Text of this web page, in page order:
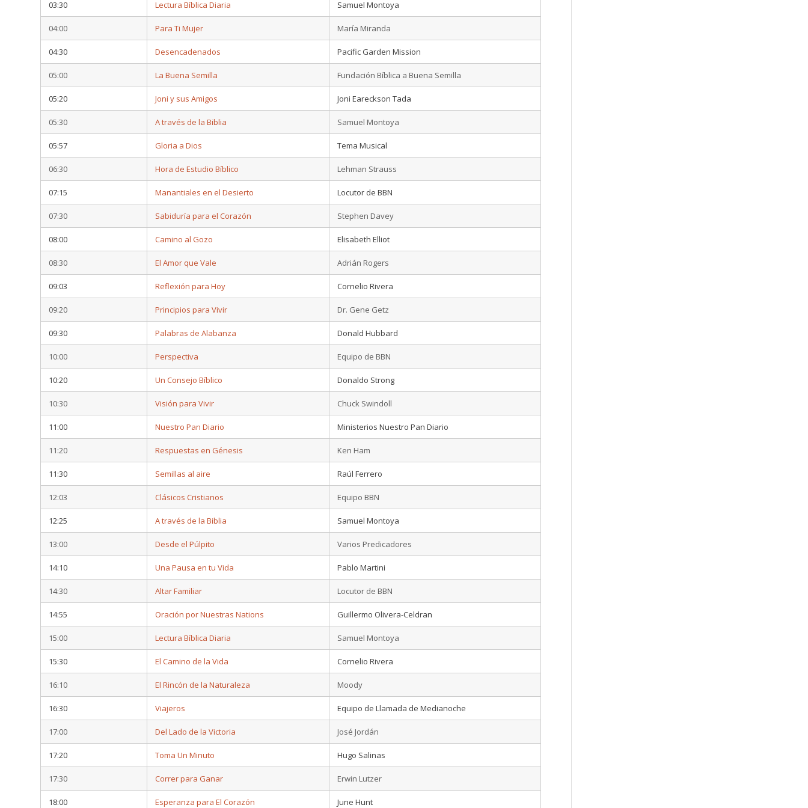
03:30 Lectura Bíblica Diaria Samuel Montoya
04:00 Para Ti Mujer María Miranda
04:30 Desencadenados Pacific Garden Mission
05:00 La Buena Semilla Fundación Bíblica a Buena Semilla
05:20 Joni y sus Amigos Joni Eareckson Tada
05:30 A través de la Biblia Samuel Montoya
05:57 Gloria a Dios Tema Musical
06:30 Hora de Estudio Bíblico Lehman Strauss
07:15 Manantiales en el Desierto Locutor de BBN
07:30 Sabiduría para el Corazón Stephen Davey
08:00 Camino al Gozo Elisabeth Elliot
08:30 El Amor que Vale Adrián Rogers
09:03 Reflexión para Hoy Cornelio Rivera
09:20 Principios para Vivir Dr. Gene Getz
09:30 Palabras de Alabanza Donald Hubbard
10:00 Perspectiva Equipo de BBN
10:20 Un Consejo Bíblico Donaldo Strong
10:30 Visión para Vivir Chuck Swindoll
11:00 Nuestro Pan Diario Ministerios Nuestro Pan Diario
11:20 Respuestas en Génesis Ken Ham
11:30 Semillas al aire Raúl Ferrero
12:03 Clásicos Cristianos Equipo BBN
12:25 A través de la Biblia Samuel Montoya
13:00 Desde el Púlpito Varios Predicadores
14:10 Una Pausa en tu Vida Pablo Martini
14:30 Altar Familiar Locutor de BBN
14:55 Oración por Nuestras Nations Guillermo Olivera-Celdran
15:00 Lectura Bíblica Diaria Samuel Montoya
15:30 El Camino de la Vida Cornelio Rivera
16:10 El Rincón de la Naturaleza Moody
16:30 Viajeros Equipo de Llamada de Medianoche
17:00 Del Lado de la Victoria José Jordán
17:20 Toma Un Minuto Hugo Salinas
17:30 Correr para Ganar Erwin Lutzer
18:00 Esperanza para El Corazón June Hunt